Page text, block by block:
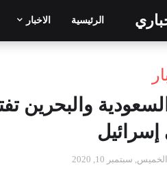
الرئيسية الاخبار
والبحرين
الخميس, سبتمبر 10, 2020